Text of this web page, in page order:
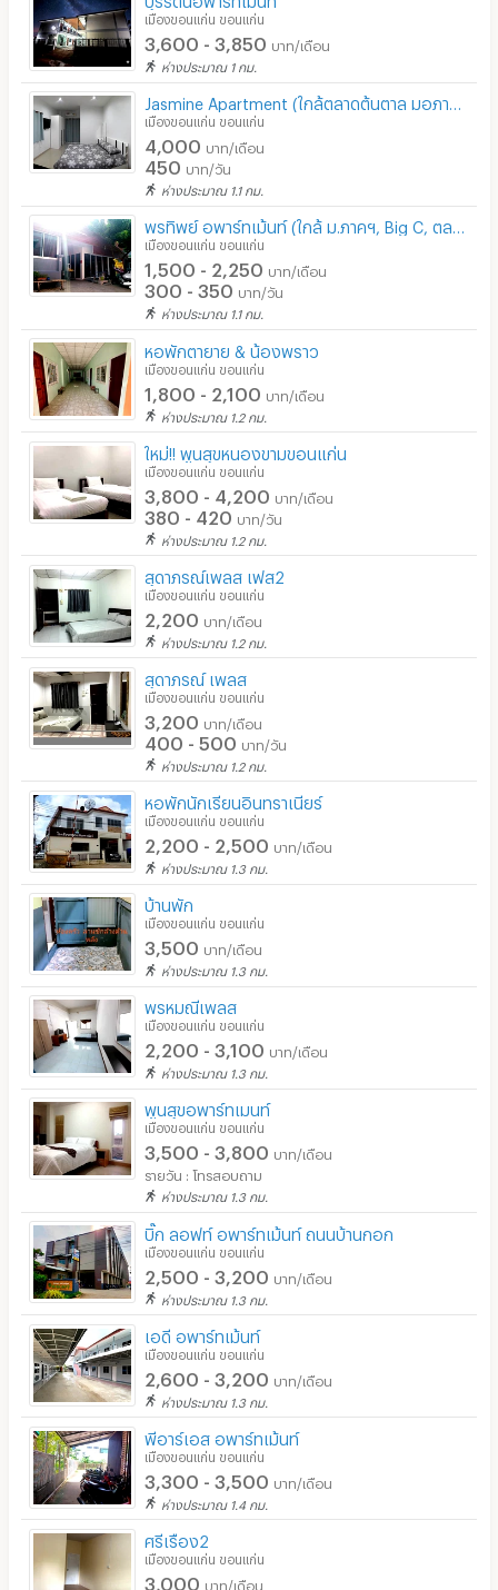
รปภ.
ร้านขายอาหาร
ร้านค้า สะดวกซื้อ
ร้านซัก-รีด / มีบริการเครื่องซักผ้า
ร้านทำผม-เสริมสวย
สถานี charge รถไฟฟ้า
เมืองขอนแก่น ขอนแก่น
3,600 - 3,850 บาท/เดือน
ห่างประมาณ 1 กม.
เมืองขอนแก่น ขอนแก่น
4,000 บาท/เดือน
450 บาท/วัน
ห่างประมาณ 1.1 กม.
เมืองขอนแก่น ขอนแก่น
1,500 - 2,250 บาท/เดือน
300 - 350 บาท/วัน
ห่างประมาณ 1.1 กม.
หอพักตายาย & น้องพราว
เมืองขอนแก่น ขอนแก่น
1,800 - 2,100 บาท/เดือน
ห่างประมาณ 1.2 กม.
ใหม่!! พูนสุขหนองขามขอนแก่น
เมืองขอนแก่น ขอนแก่น
3,800 - 4,200 บาท/เดือน
380 - 420 บาท/วัน
ห่างประมาณ 1.2 กม.
สุดาภรณ์เพลส เฟส2
เมืองขอนแก่น ขอนแก่น
2,200 บาท/เดือน
ห่างประมาณ 1.2 กม.
สุดาภรณ์ เพลส
เมืองขอนแก่น ขอนแก่น
3,200 บาท/เดือน
400 - 500 บาท/วัน
ห่างประมาณ 1.2 กม.
หอพักนักเรียนอินทราเนียร์
เมืองขอนแก่น ขอนแก่น
2,200 - 2,500 บาท/เดือน
ห่างประมาณ 1.3 กม.
บ้านพัก
เมืองขอนแก่น ขอนแก่น
3,500 บาท/เดือน
ห่างประมาณ 1.3 กม.
พรหมณีเพลส
เมืองขอนแก่น ขอนแก่น
2,200 - 3,100 บาท/เดือน
ห่างประมาณ 1.3 กม.
พูนสุขอพาร์ทเมนท์
เมืองขอนแก่น ขอนแก่น
3,500 - 3,800 บาท/เดือน
รายวัน : โทรสอบถาม
ห่างประมาณ 1.3 กม.
บิ๊ก ลอฟท์ อพาร์ทเม้นท์ ถนนบ้านกอก
เมืองขอนแก่น ขอนแก่น
2,500 - 3,200 บาท/เดือน
ห่างประมาณ 1.3 กม.
เอดี อพาร์ทเม้นท์
เมืองขอนแก่น ขอนแก่น
2,600 - 3,200 บาท/เดือน
ห่างประมาณ 1.3 กม.
พีอาร์เอส อพาร์ทเม้นท์
เมืองขอนแก่น ขอนแก่น
3,300 - 3,500 บาท/เดือน
ห่างประมาณ 1.4 กม.
ศรีเรือง2
เมืองขอนแก่น ขอนแก่น
3,000 บาท/เดือน